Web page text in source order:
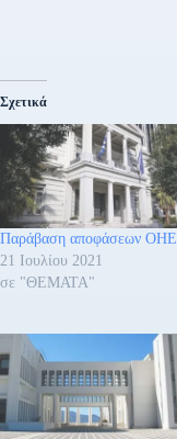
Σχετικά
Παράβαση αποφάσεων ΟΗΕ
21 Ιουλίου 2021
σε "ΘΕΜΑΤΑ"